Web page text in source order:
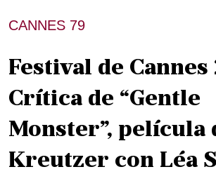
CANNES 79
Festival de Cannes
Crítica de “Gentle
Monster”, película
Kreutzer con Léa